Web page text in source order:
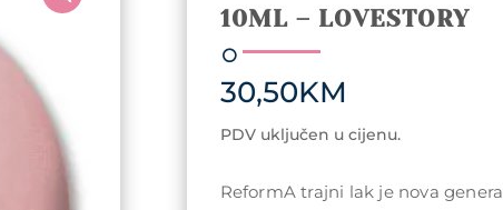
10ML – LOVESTORY
30,50KM
PDV uključen u cijenu.
ReformA trajni lak je nova